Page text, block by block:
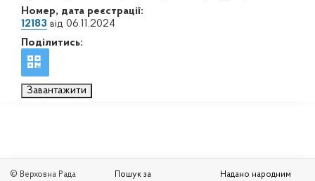
Номер, дата реєстрації:
12183 від 06.11.2024
Поділитись:
Завантажити
© Верховна Рада
Пошук за
Надано народним